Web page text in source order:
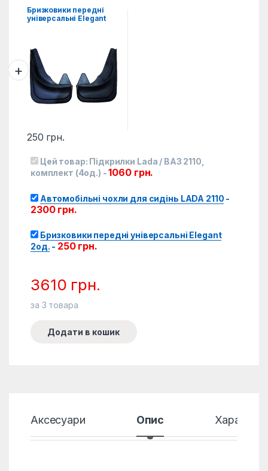
Бризковики передні
універсальні Elegant
250 грн.
Цей товар: Підкрилки Lada / ВАЗ 2110,
комплект (4од.) -1060 грн.
Автомобільні чохли для сидінь LADA 2110 -
2300 грн.
Бризковики передні універсальні Elegant
2од. - 250 грн.
3610 грн.
за 3 товара
Додати в кошик
Аксесуари Опис